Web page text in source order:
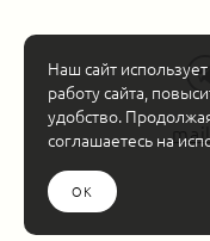
Наш сайт
работу сайта,
удобство.
соглашаетесь на
ОК